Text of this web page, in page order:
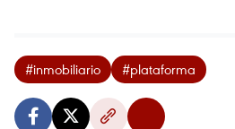
#inmobiliario #plataforma